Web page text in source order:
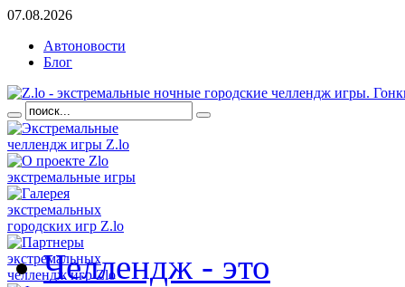
07.08.2026
Автоновости
Блог
Челлендж - это